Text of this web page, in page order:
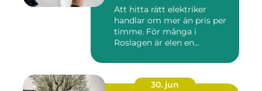
Att hitta rätt elektriker
handlar om mer än pris per
timme. För många i
Roslagen är elen en
30. jun